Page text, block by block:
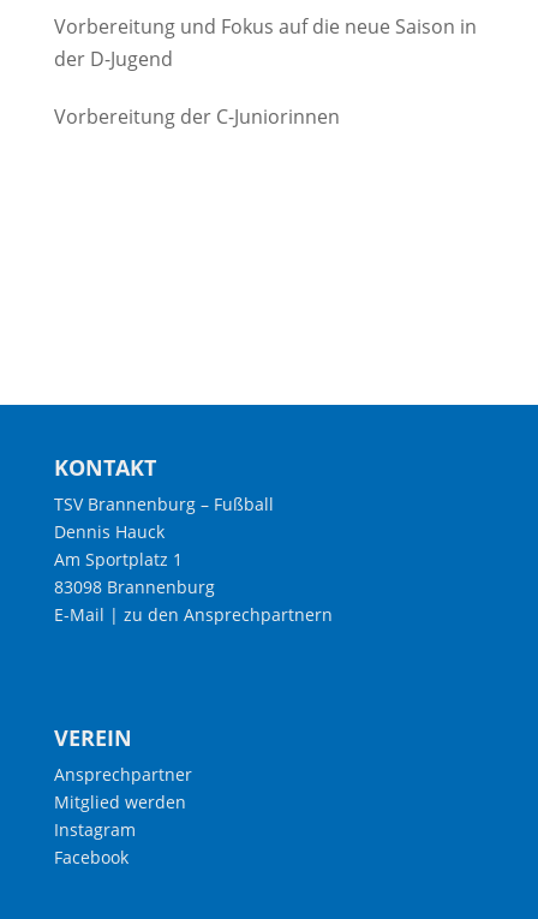
Vorbereitung und Fokus auf die neue Saison in
der D-Jugend
Vorbereitung der C-Juniorinnen
KONTAKT
TSV Brannenburg – Fußball
Dennis Hauck
Am Sportplatz 1
83098 Brannenburg
E-Mail | zu den Ansprechpartnern
VEREIN
Ansprechpartner
Mitglied werden
Instagram
Facebook